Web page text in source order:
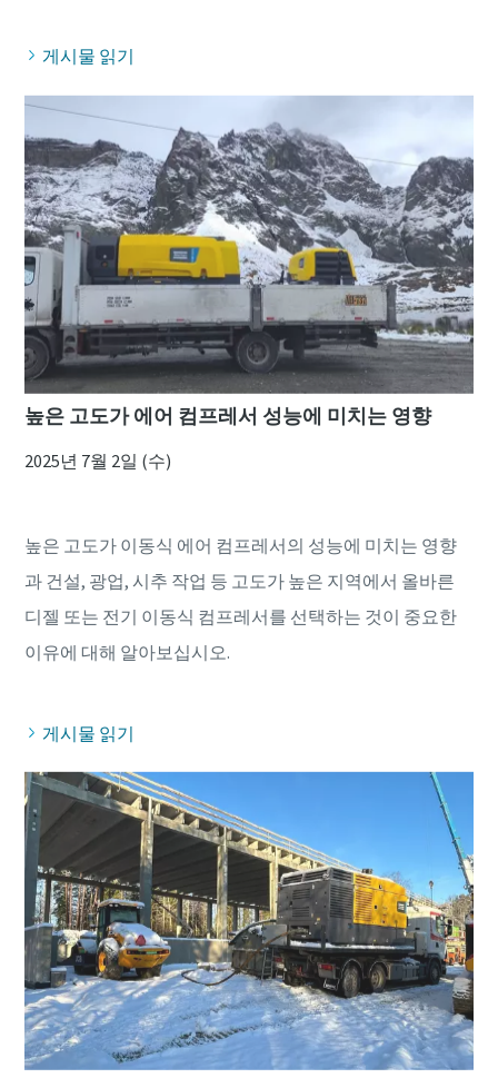
게시물 읽기
높은 고도가 에어 컴프레서 성능에 미치는 영향
2025년 7월 2일 (수)
높은 고도가 이동식 에어 컴프레서의 성능에 미치는 영향
과 건설, 광업, 시추 작업 등 고도가 높은 지역에서 올바른
디젤 또는 전기 이동식 컴프레서를 선택하는 것이 중요한
게시물 읽기